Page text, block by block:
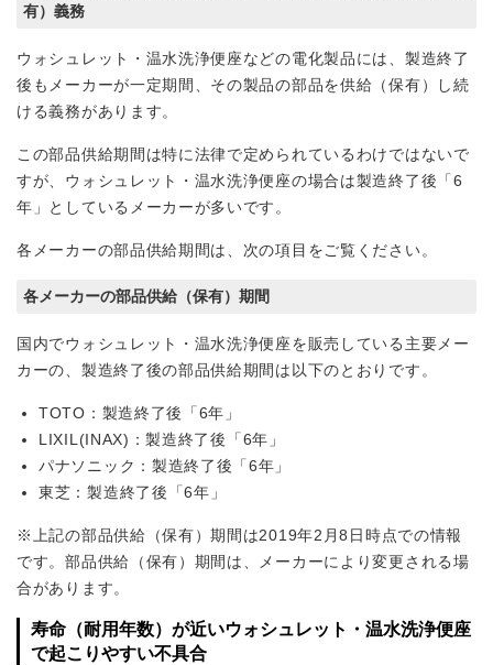
有）義務
ウォシュレット・温水洗浄便座などの電化製品には、製造終了
後もメーカーが一定期間、その製品の部品を供給（保有）し続
ける義務があります。
この部品供給期間は特に法律で定められているわけではないで
すが、ウォシュレット・温水洗浄便座の場合は製造終了後「6
年」としているメーカーが多いです。
各メーカーの部品供給期間は、次の項目をご覧ください。
各メーカーの部品供給（保有）期間
国内でウォシュレット・温水洗浄便座を販売している主要メー
カーの、製造終了後の部品供給期間は以下のとおりです。
TOTO：製造終了後「6年」
LIXIL(INAX)：製造終了後「6年」
パナソニック：製造終了後「6年」
東芝：製造終了後「6年」
※上記の部品供給（保有）期間は2019年2月8日時点での情報
です。部品供給（保有）期間は、メーカーにより変更される場
合があります。
寿命（耐用年数）が近いウォシュレット・温水洗浄便座
で起こりやすい不具合